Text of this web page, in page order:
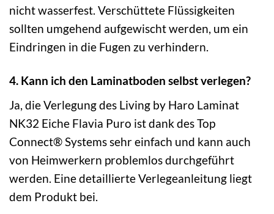
nicht wasserfest. Verschüttete Flüssigkeiten
sollten umgehend aufgewischt werden, um ein
Eindringen in die Fugen zu verhindern.
4. Kann ich den Laminatboden selbst verlegen?
Ja, die Verlegung des Living by Haro Laminat
NK32 Eiche Flavia Puro ist dank des Top
Connect® Systems sehr einfach und kann auch
von Heimwerkern problemlos durchgeführt
werden. Eine detaillierte Verlegeanleitung liegt
dem Produkt bei.